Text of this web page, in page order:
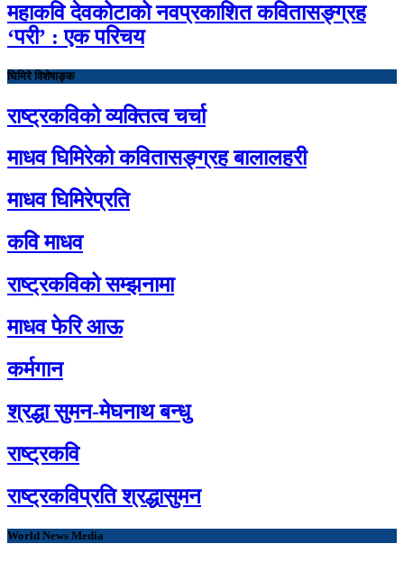
महाकवि देवकोटाको नवप्रकाशित कवितासङ्ग्रह
‘परी’ : एक परिचय
घिमिरे विशेषाङ्क
राष्ट्रकविको व्यक्तित्व चर्चा
माधव घिमिरेको कवितासङ्ग्रह बालालहरी
माधव घिमिरेप्रति
कवि माधव
राष्ट्रकविको सम्झनामा
माधव फेरि आऊ
कर्मगान
श्रद्धा सुमन-मेघनाथ बन्धु
राष्ट्रकवि
राष्ट्रकविप्रति श्रद्धासुमन
World News Media